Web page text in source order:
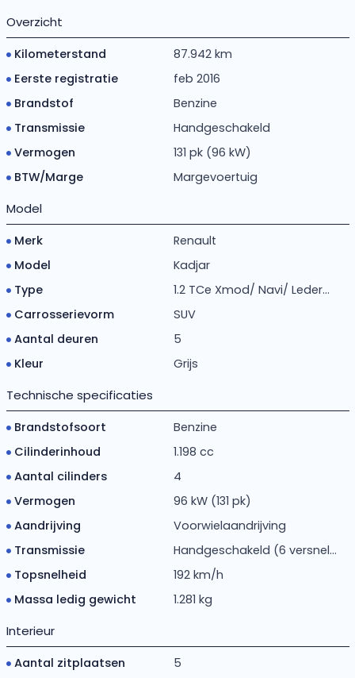
Overzicht
Kilometerstand
87.942 km
Eerste registratie
feb 2016
Brandstof
Benzine
Transmissie
Handgeschakeld
Vermogen
131 pk (96 kW)
BTW/Marge
Margevoertuig
Model
Merk
Renault
Model
Kadjar
Type
1.2 TCe Xmod/ Navi/ Leder...
Carrosserievorm
SUV
Aantal deuren
5
Kleur
Grijs
Technische specificaties
Brandstofsoort
Benzine
Cilinderinhoud
1.198 cc
Aantal cilinders
4
Vermogen
96 kW (131 pk)
Aandrijving
Voorwielaandrijving
Transmissie
Handgeschakeld (6 versnel...
Topsnelheid
192 km/h
Massa ledig gewicht
1.281 kg
Interieur
Aantal zitplaatsen
5